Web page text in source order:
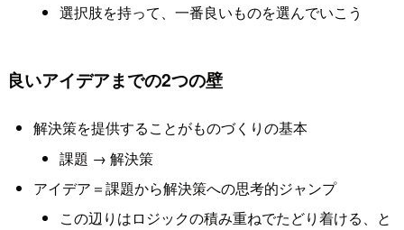
選択肢を持って、一番良いものを選んでいこう
良いアイデアまでの2つの壁
解決策を提供することがものづくりの基本
課題 → 解決策
アイデア＝課題から解決策への思考的ジャンプ
この辺りはロジックの積み重ねでたどり着ける、と